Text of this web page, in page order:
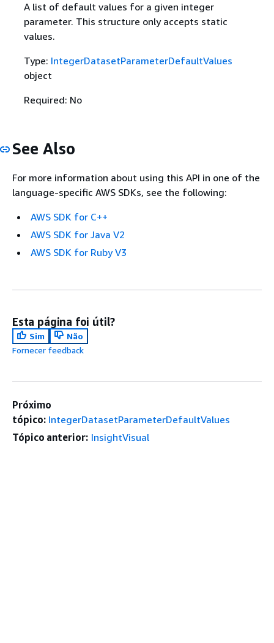
A list of default values for a given integer
parameter. This structure only accepts static
values.
Type: IntegerDatasetParameterDefaultValues
object
Required: No
See Also
For more information about using this API in one of the
language-specific AWS SDKs, see the following:
AWS SDK for C++
AWS SDK for Java V2
AWS SDK for Ruby V3
Esta página foi útil?
Sim
Não
Fornecer feedback
Próximo
tópico: IntegerDatasetParameterDefaultValues
Tópico anterior: InsightVisual